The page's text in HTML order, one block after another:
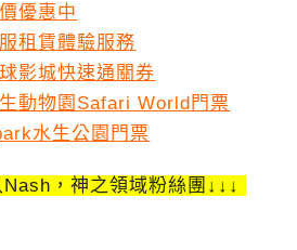
優惠中
租賃體驗服務
影城快速通關券
動物園Safari World門票
水生公園門票
，神之領域粉絲團↓↓↓